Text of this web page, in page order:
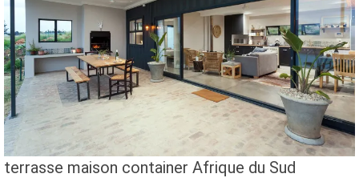
terrasse maison container Afrique du Sud